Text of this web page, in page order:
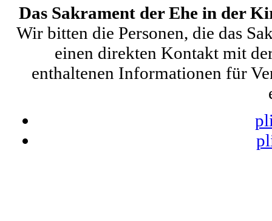
Das Sakrament der Ehe in der
Wir bitten die Personen, die das
einen direkten Kontakt mit
enthaltenen Informationen für